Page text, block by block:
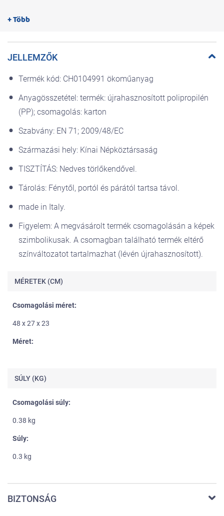
többi 6 henger alakú formából tornyot lehet építeni.
Javasolt életkor: 1-4 év.
maradványokból.
bioműanyagból készülnek, újrahasznosítható csomagolással.
Fenntartható csomagolás. FSC C018101. Ezen játék megvásárlása
esetén a csomagolásával támogatja a világ erdőinek felelős
kezelését.
típusának és nem a szennyeződéseknek köszönhető.
Kézkoordinációs készség:A játék fejleszti az észlelő tevékenységet.
Kognitív képességek: A felfedező képességek és a kísérletezés
ösztönzése segíti a gyermeket az első kognitív reflexiós folyamatok
kialakításában, az első ok -okozati összefüggések megértésében és
a problémák megoldásában.
+ Több
JELLEMZŐK
Termék kód: CH0104991 ökoműanyag
Anyagösszetétel: termék: újrahasznosított polipropilén
(PP); csomagolás: karton
Szabvány: EN 71; 2009/48/EC
Származási hely: Kínai Népköztársaság
TISZTÍTÁS: Nedves törlőkendővel.
Tárolás: Fénytől, portól és párától tartsa távol.
made in Italy.
Figyelem: A megvásárolt termék csomagolásán a képek
szimbolikusak. A csomagban található termék eltérő
színváltozatot tartalmazhat (lévén újrahasznosított).
MÉRETEK (CM)
Csomagolási méret:
48 x 27 x 23
Méret:
SÚLY (KG)
Csomagolási súly:
0.38 kg
Súly:
0.3 kg
BIZTONSÁG